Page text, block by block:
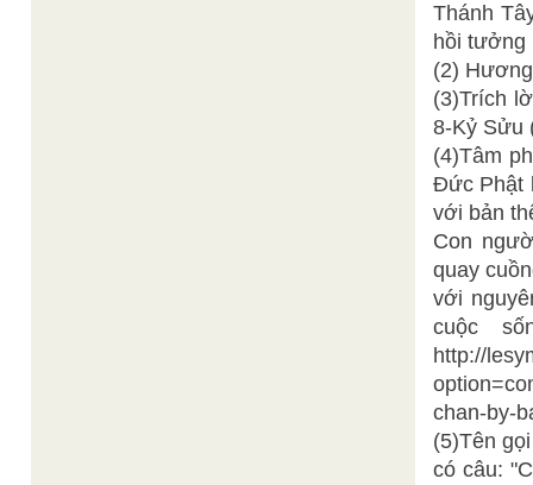
Thánh
hồi tưởng
(2)
(3)Trích
8-Kỷ Sửu
(4)Tâm
Đức Phật
với bản
Con
quay
với
cuộc
http://
chan-by-
(5)Tên
có câu: